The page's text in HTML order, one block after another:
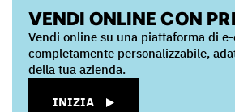
VENDI ONLINE CON
Vendi online su una piattaforma di
completamente personalizzabile,
della tua azienda.
INIZIA